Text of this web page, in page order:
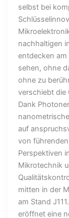
selbst bei
nachhaltigen
entdecken am
sehen, ohne
ohne zu
verschiebt die
Dank
auf
von
Perspektiven
Mikrotechnik
mitten in der
am Stand
eröffnet eine